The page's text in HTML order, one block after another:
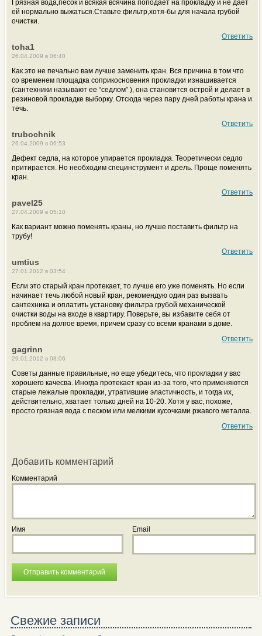
Грязная вода,песок и всякая всячина поподает на прокладку и не дает
ей нормально выжаться.Ставьте фильтр,хотя-бы для начала грубой
очистки.
Ответить
toha1
26.04.2009 в 06:40
Как это не печально вам лучше заменить кран. Вся причина в том что
со временем площадка соприкосновения прокладки изнашивается
(сантехники называют ее “седлом” ), она становится острой и делает в
резиновой прокладке выборку. Отсюда через пару дней работы крана и
течь.
Ответить
trubochnik
26.04.2009 в 06:53
Дефект седла, на которое упирается прокладка. Теоретически седло
притирается. Но необходим специнструмент и дрель. Проще поменять
кран.
Ответить
pavel25
27.04.2009 в 05:10
Как вариант можно поменять краны, но лучше поставить фильтр на
трубу!
Ответить
umtius
27.01.2012 в 03:54
Если это старый кран протекает, то лучше его уже поменять. Но если
начинает течь любой новый кран, рекомендую один раз вызвать
сантехника и оплатить установку фильтра грубой механической
очистки воды на входе в квартиру. Поверьте, вы избавите себя от
проблем на долгое время, причем сразу со всеми кранами в доме.
Ответить
gagrinn
29.01.2012 в 08:06
Советы данные правильные, но еще убедитесь, что прокладки у вас
хорошего качесва. Иногда протекает кран из-за того, что применяются
старые лежалые прокладки, утратившие эластичность, и тогда их,
действительно, хватает только дней на 10-20. Хотя у вас, похоже,
просто грязная вода с песком или мелкими кусочками ржавого металла.
Ответить
Добавить комментарий
Комментарий
Имя Email
Свежие записи